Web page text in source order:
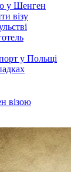
у Шенген
візу
у Польщі
візою